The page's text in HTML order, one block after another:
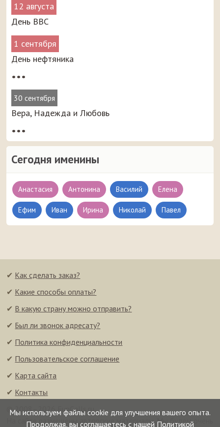
12 августа
День ВВС
1 сентября
День нефтяника
•••
30 сентября
Вера, Надежда и Любовь
•••
Сегодня именины
Анастасия Антонина Василий Елена
Ефим Иван Ирина Николай Павел
Мы используем файлы cookie для улучшения вашего опыта.
Продолжая, вы соглашаетесь с нашей Политикой
✔ Как сделать заказ?
✔ Какие способы оплаты?
✔ В какую страну можно отправить?
✔ Был ли звонок адресату?
✔ Политика конфиденциальности
✔ Пользовательское соглашение
✔ Карта сайта
✔ Контакты
© 2008–2026 FunCalls.ru
На сайте размещены авторские материалы. Мы будем очень